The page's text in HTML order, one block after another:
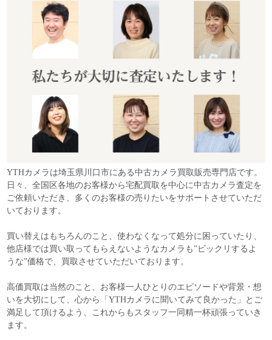
YTHカメラは埼玉県川口市にある中古カメラ買取販売専門店です。
日々、全国区各地のお客様から宅配買取を中心に中古カメラ査定を
ご依頼いただき、多くのお客様の売りたいをサポートさせていただ
いております。
買い替えはもちろんのこと、使わなくなって処分に困っていたり、
他店様では買い取ってもらえないようなカメラも”ビックリするよ
うな”価格で、買取させていただいております。
高価買取は当然のこと、お客様一人ひとりのエピソードや背景・想
いを大切にして、心から「YTHカメラに聞いてみて良かった」とご
満足して頂けるよう、これからもスタッフ一同精一杯頑張っていき
ます。